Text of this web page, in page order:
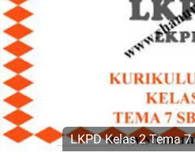
LKPD Kelas 2 Tema